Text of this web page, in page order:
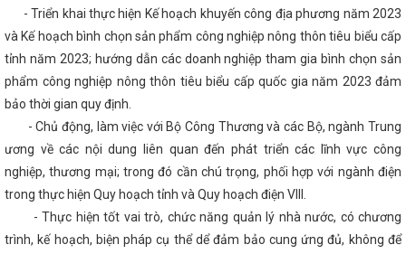
Hôm nay (22/5), khai mạc Kỳ họp thứ 5, Quốc hội khóa XV
TỔ
LÀM VIỆC VỚI SỞ CÔNG THƯƠNG TỈNH HÀ TĨNH
Lễ ký kết Bản
người tiêu dùng giữa Ủy ban Cạnh tranh Quốc gia và Đại sứ quán
Ai-len
Diễn tập ứng phó sự cố hóa chất năm 2025 tại nhà
ty TNHH Nhiệt điện Vũng Áng II
Nữ đoàn viên, người lao động
Tĩnh tích cực hưởng ứng “Tuần lễ Áo dài” năm 2024
Phát
khí Việt Nam gắn với sản xuất, lắp ráp ô tô trong nước, phát triển
Bộ trưởng Nguyễn Hồng Diên giải trình, làm rõ các vấn đề Đại
phát triển năng lượng tái tạo
CĐN Công Thương: Sớm hoàn
đoàn cơ sở năm 2024
Đoàn công tác LĐLĐ tỉnh làm việc với CĐN
bị đại hội nhiệm kỳ 2023-2028
Đảng ủy Sở Công Thương
tác tháng 3 năm 2024
Nhà máy Nhiệt điện Vũng Áng 2 tiếp
Giải pháp quản lý nhà nước về Thương mại trong điều kiện
02 cấp trên địa bàn tỉnh Hà Tĩnh
Hội nghị tập huấn tuyên
Việt Nam ưu tiên dùng hàng Việt Nam” tại huyện Nghi Xuân năm
- Triển khai thực hiện Kế hoạch khuyến công địa phương năm 2023
và Kế hoạch bình chọn sản phẩm công nghiệp nông thôn tiêu biểu cấp
tỉnh năm 2023; hướng dẫn các doanh nghiệp tham gia bình chọn sản
phẩm công nghiệp nông thôn tiêu biểu cấp quốc gia năm 2023 đảm
bảo thời gian quy định.
- Chủ động, làm việc với Bộ Công Thương và các Bộ, ngành Trung
ương về các nội dung liên quan đến phát triển các lĩnh vực công
nghiệp, thương mại; trong đó cần chú trọng, phối hợp với ngành điện
trong thực hiện Quy hoạch tỉnh và Quy hoạch điện VIII.
- Thực hiện tốt vai trò, chức năng quản lý nhà nước, có chương
trình, kế hoạch, biện pháp cụ thể dể đảm bảo cung ứng đủ, không để